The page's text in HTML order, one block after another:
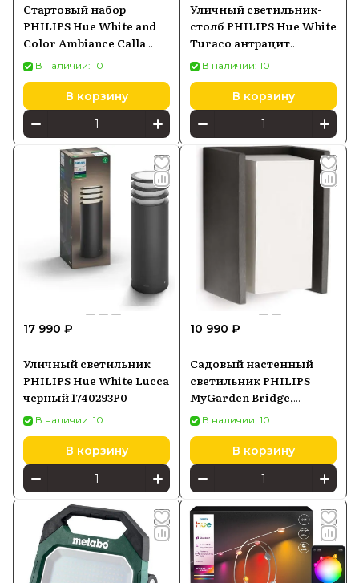
Стартовый набор
PHILIPS Hue White and
Color Ambiance Calla
черный 1745130P7
В наличии: 10
В корзину
Уличный светильник-
столб PHILIPS Hue White
Turaco антрацит
1647493P0
В наличии: 10
В корзину
17 990 ₽
Уличный светильник
PHILIPS Hue White Lucca
черный 1740293P0
В наличии: 10
В корзину
10 990 ₽
Садовый настенный
светильник PHILIPS
MyGarden Bridge,
антрацитовый
В наличии: 10
В корзину